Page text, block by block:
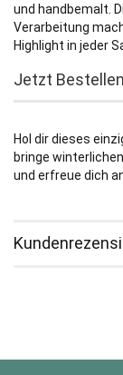
und handbemalt.
Verarbeitung
Highlight in jeder
Jetzt Bestellen
Hol dir dieses
bringe
und erfreue dich